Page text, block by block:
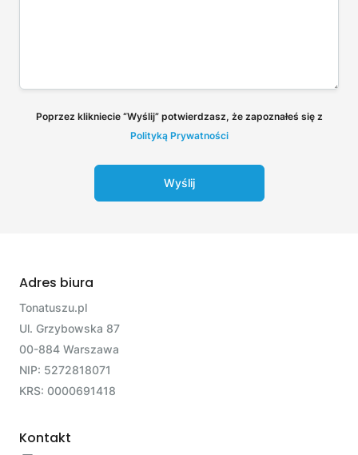
Poprzez klikniecie “Wyślij” potwierdzasz, że zapoznałeś się z
Polityką Prywatności
Wyślij
Adres biura
Tonatuszu.pl
Ul. Grzybowska 87
00-884 Warszawa
NIP: 5272818071
KRS: 0000691418
Kontakt